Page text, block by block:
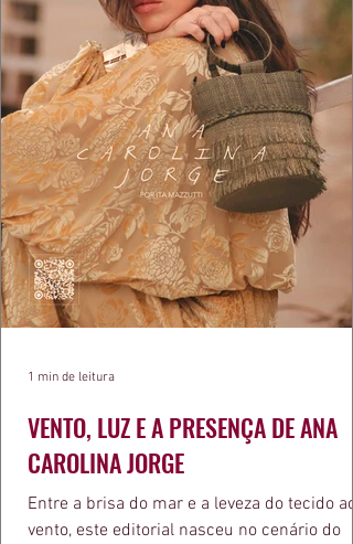
VENTO, LUZ E A PRESENÇA DE ANA
CAROLINA JORGE
Entre a brisa do mar e a leveza do tecido ao
vento, este editorial nasceu no cenário do
1 min de leitura